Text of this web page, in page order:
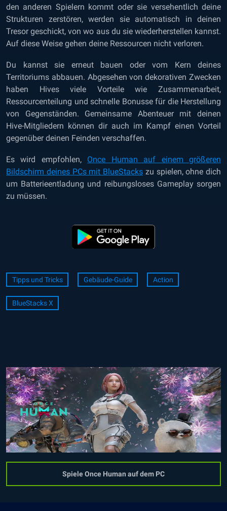
den anderen Spielern kommt oder sie versehentlich deine
Strukturen zerstören, werden sie automatisch in deinen
Tresor geschickt, von wo aus du sie wiederherstellen kannst.
Auf diese Weise gehen deine Ressourcen nicht verloren.
Du kannst sie erneut bauen oder vom Kern deines
Territoriums abbauen. Abgesehen von dekorativen Zwecken
haben Hives viele Vorteile wie Zusammenarbeit,
Ressourcenteilung und schnelle Bonusse für die Herstellung
von Gegenständen. Gemeinsame Abenteuer mit deinen
Hive-Mitgliedern können dir auch im Kampf einen Vorteil
gegenüber deinen Feinden verschaffen.
Es wird empfohlen, Once Human auf einem größeren
Bildschirm deines PCs mit BlueStacks zu spielen, ohne dich
um Batterieentladung und reibungsloses Gameplay sorgen
zu müssen.
Tipps und Tricks Gebäude-Guide Action
BlueStacks X
Spiele Once Human auf dem PC